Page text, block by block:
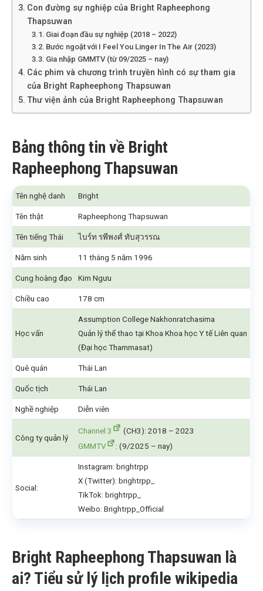
Con đường sự nghiệp của Bright Rapheephong
Thapsuwan
Giai đoạn đầu sự nghiệp (2018 – 2022)
Bước ngoặt với I Feel You Linger In The Air (2023)
Gia nhập GMMTV (từ 09/2025 – nay)
Các phim và chương trình truyền hình có sự tham gia
của Bright Rapheephong Thapsuwan
Thư viện ảnh của Bright Rapheephong Thapsuwan
Bảng thông tin về Bright
Rapheephong Thapsuwan
Tên nghệ danh Bright
Tên thật Rapheephong Thapsuwan
Tên tiếng Thái ไบร์ท รพีพงศ์ ทับสุวรรณ
Năm sinh 11 tháng 5 năm 1996
Cung hoàng đạo Kim Ngưu
Chiều cao 178 cm
Học vấn
Assumption College Nakhonratchasima
Quản lý thể thao tại Khoa Khoa học Y tế Liên quan
(Đại học Thammasat)
Quê quán Thái Lan
Quốc tịch Thái Lan
Nghề nghiệp Diễn viên
Công ty quản lý
Channel 3
(CH3): 2018 – 2023
GMMTV
: (9/2025 – nay)
Social:
Instagram: brightrpp
X (Twitter): brightrpp_
TikTok: brightrpp_
Weibo: Brightrpp_Official
Bright Rapheephong Thapsuwan là
ai? Tiểu sử lý lịch profile wikipedia